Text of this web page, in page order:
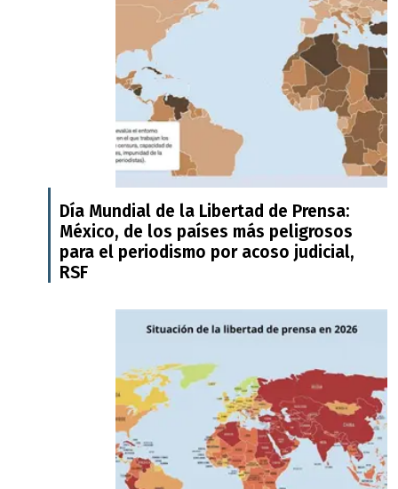
Día Mundial de la Libertad de Prensa:
México, de los países más peligrosos
para el periodismo por acoso judicial,
RSF